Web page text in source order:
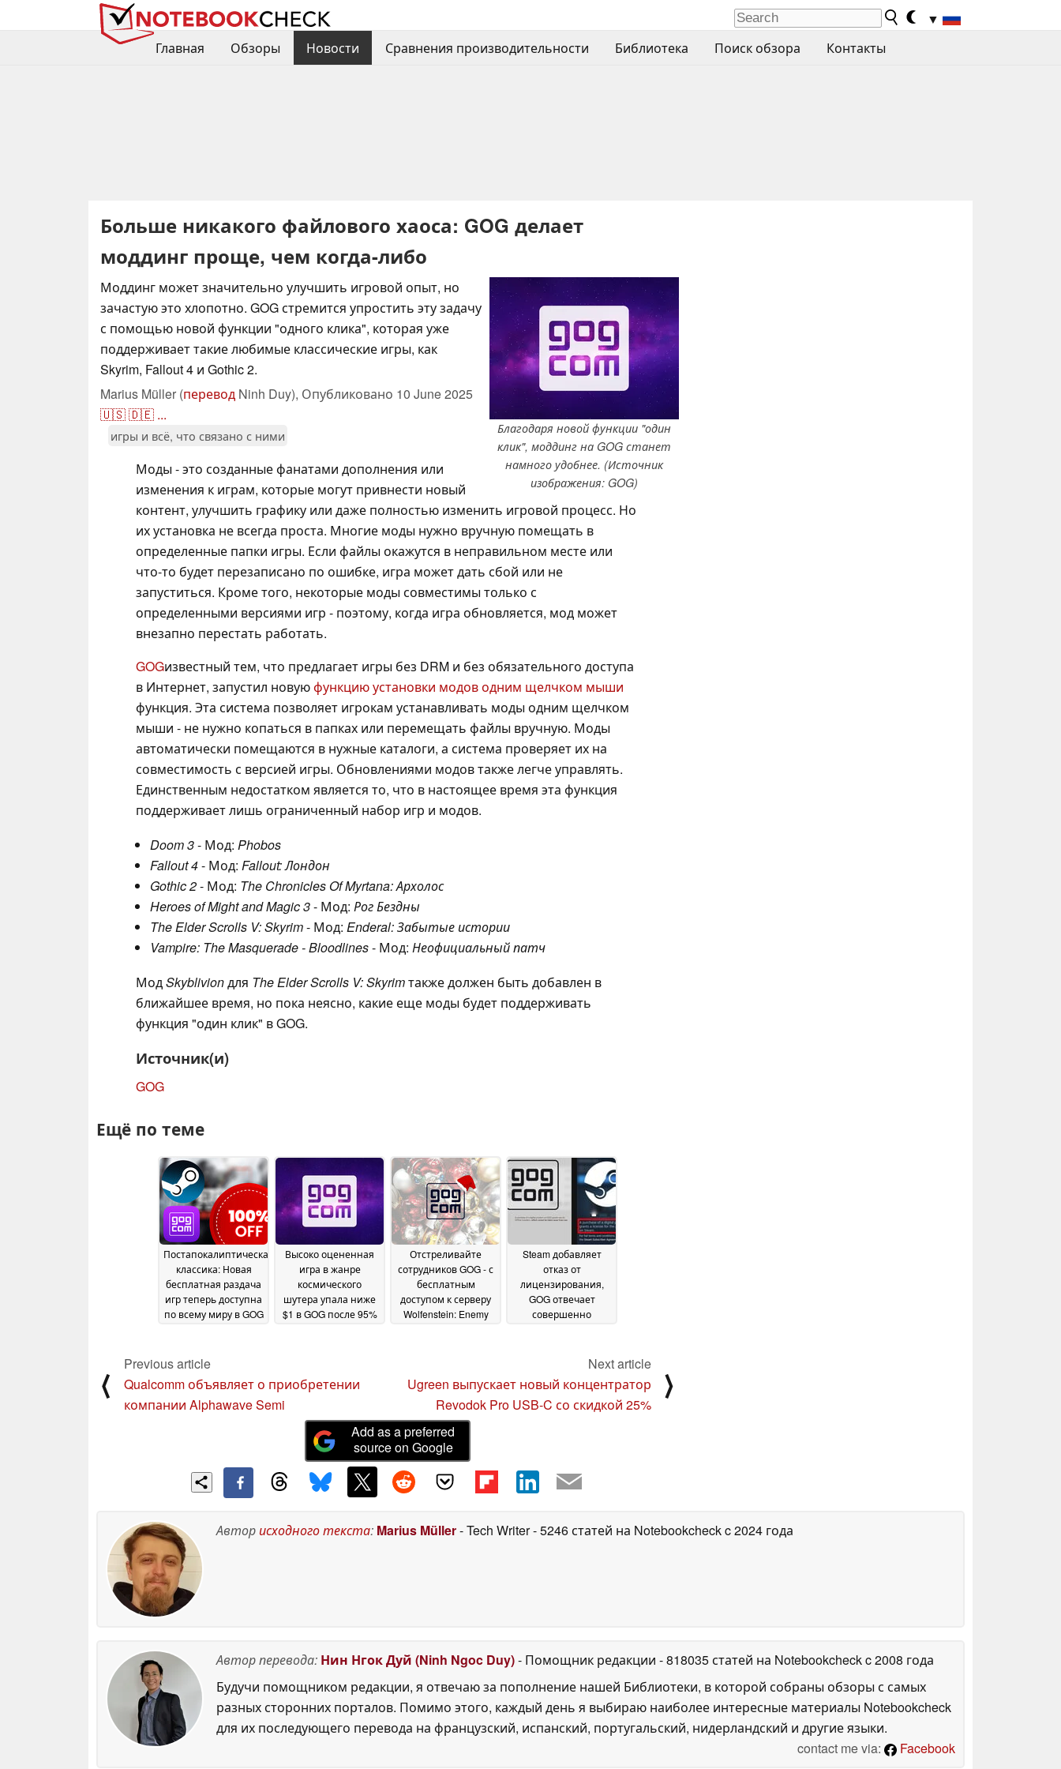
▼
Главная
Обзоры Новости Сравнения производительности Библиотека Поиск обзора Контакты
Больше никакого файлового хаоса: GOG делает
моддинг проще, чем когда-либо
Благодаря новой функции "один
клик", моддинг на GOG станет
намного удобнее. (Источник
изображения: GOG)
Моддинг может значительно улучшить игровой опыт, но
зачастую это хлопотно. GOG стремится упростить эту задачу
с помощью новой функции "одного клика", которая уже
поддерживает такие любимые классические игры, как
Skyrim, Fallout 4 и Gothic 2.
Marius Müller (перевод Ninh Duy), Опубликовано 10 June 2025
🇺🇸🇩🇪 ...
игры и всё, что связано с ними
Моды - это созданные фанатами дополнения или
изменения к играм, которые могут привнести новый
контент, улучшить графику или даже полностью изменить игровой процесс. Но
их установка не всегда проста. Многие моды нужно вручную помещать в
определенные папки игры. Если файлы окажутся в неправильном месте или
что-то будет перезаписано по ошибке, игра может дать сбой или не
запуститься. Кроме того, некоторые моды совместимы только с
определенными версиями игр - поэтому, когда игра обновляется, мод может
внезапно перестать работать.
GOGизвестный тем, что предлагает игры без DRM и без обязательного доступа
в Интернет, запустил новуюфункцию установки модов одним щелчком мыши
функция. Эта система позволяет игрокам устанавливать моды одним щелчком
мыши - не нужно копаться в папках или перемещать файлы вручную. Моды
автоматически помещаются в нужные каталоги, а система проверяет их на
совместимость с версией игры. Обновлениями модов также легче управлять.
Единственным недостатком является то, что в настоящее время эта функция
поддерживает лишь ограниченный набор игр и модов.
Doom 3- Мод: Phobos
Fallout 4- Мод: Fallout: Лондон
Gothic 2- Мод: The Chronicles Of Myrtana: Архолос
Heroes of Might and Magic 3- Мод: Рог Бездны
The Elder Scrolls V: Skyrim- Мод: Enderal: Забытые истории
Vampire: The Masquerade - Bloodlines- Мод: Неофициальный патч
МодSkyblivionдля The Elder Scrolls V: Skyrimтакже должен быть добавлен в
ближайшее время, но пока неясно, какие еще моды будет поддерживать
функция "один клик" в GOG.
Источник(и)
GOG
Ещё по теме
Постапокалиптическая
классика: Новая
бесплатная раздача
игр теперь доступна
по всему миру в GOG
времени
Высоко оцененная
игра в жанре
космического
шутера упала ниже
$1 в GOG после 95%
Отстреливайте
сотрудников GOG - с
бесплатным
доступом к серверу
Wolfenstein: Enemy
Steam добавляет
отказ от
лицензирования,
GOG отвечает
совершенно
⟨
Previous article
Qualcomm объявляет о приобретении
компании Alphawave Semi
Next article
Ugreen выпускает новый концентратор
Revodok Pro USB-C со скидкой 25%
⟩
Add as a preferred
source on Google
Авторисходного текста: Marius Müller- Tech Writer- 5246 статей на Notebookcheckc 2024 года
Автор перевода: Нин Нгок Дуй (Ninh Ngoc Duy)- Помощник редакции - 818035 статей на Notebookcheckc 2008 года
Будучи помощником редакции, я отвечаю за пополнение нашей Библиотеки, в которой собраны обзоры с самых
разных сторонних порталов. Помимо этого, каждый день я выбираю наиболее интересные материалы Notebookcheck
для их последующего перевода на французский, испанский, португальский, нидерландский и другие языки.
contact me via:
Facebook